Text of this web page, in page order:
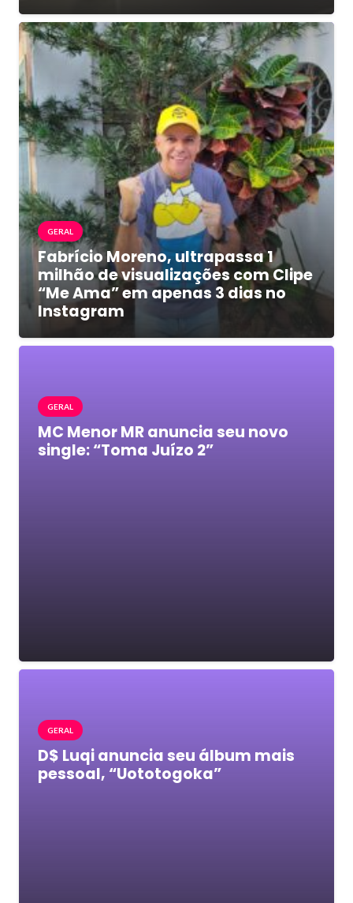
GERAL
Fabrício Moreno, ultrapassa 1
milhão de visualizações com Clipe
“Me Ama” em apenas 3 dias no
Instagram
GERAL
MC Menor MR anuncia seu novo
single: “Toma Juízo 2”
GERAL
D$ Luqi anuncia seu álbum mais
pessoal, “Uototogoka”